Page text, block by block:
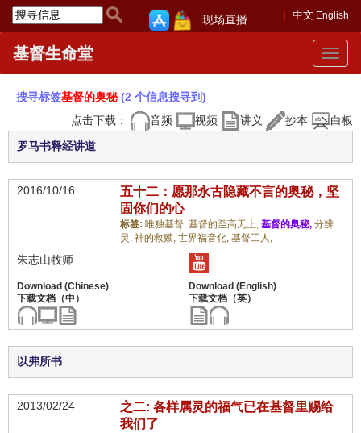
中文 English
现场直播
Toggle
基督生命堂
搜寻标签基督的奥秘(2 个信息搜寻到)
点击下载：
音频 视频 讲义 抄本 白板
罗马书释经讲道
2016/10/16
五十二：愿那永古隐藏不言的奥秘，坚
固你们的心
标签: 唯独基督, 基督的至高无上, 基督的奥秘, 分辨
灵, 神的救赎, 世界福音化, 基督工人,
朱志山牧师
以弗所书
2013/02/24
之二: 各样属灵的福气已在基督里赐给
我们了